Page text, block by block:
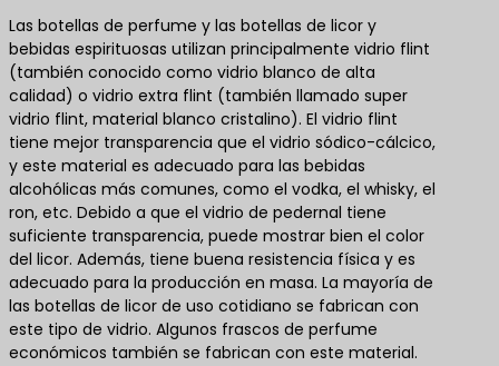
Las botellas de perfume y las botellas de licor y
bebidas espirituosas utilizan principalmente vidrio flint
(también conocido como vidrio blanco de alta
calidad) o vidrio extra flint (también llamado super
vidrio flint, material blanco cristalino). El vidrio flint
tiene mejor transparencia que el vidrio sódico-cálcico,
y este material es adecuado para las bebidas
alcohólicas más comunes, como el vodka, el whisky, el
ron, etc. Debido a que el vidrio de pedernal tiene
suficiente transparencia, puede mostrar bien el color
del licor. Además, tiene buena resistencia física y es
adecuado para la producción en masa. La mayoría de
las botellas de licor de uso cotidiano se fabrican con
este tipo de vidrio. Algunos frascos de perfume
económicos también se fabrican con este material.